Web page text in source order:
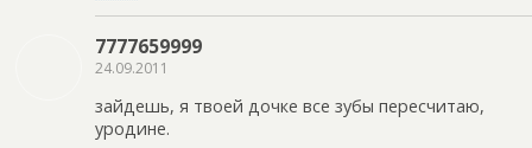
7777659999
24.09.2011
зайдешь, я твоей дочке все зубы пересчитаю,
уродине.